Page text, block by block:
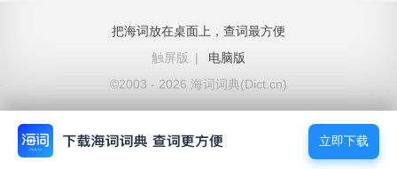
把海词放在桌面上，查词最方便
触屏版
|
电脑版
©2003 - 2026 海词词典(Dict.cn)
立即下载
立即下载